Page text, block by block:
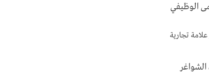
الوظيفي
تجارية